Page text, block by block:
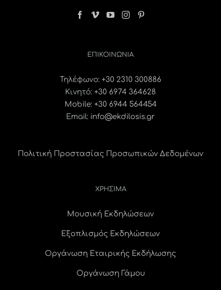
ΕΠΙΚΟΙΝΩΝΊΑ
Τηλέφωνο: +30 2310 300886
Κινητό: +30 6974 364628
Mobile: +30 6944 564454
Email: info@ekdilosis.gr
Πολιτική Προστασίας Προσωπικών Δεδομένων
ΧΡΗΣΙΜΑ
Μουσική Εκδηλώσεων
Εξοπλισμός Εκδηλώσεων
Οργάνωση Εταιρικής Εκδήλωσης
Οργάνωση Γάμου